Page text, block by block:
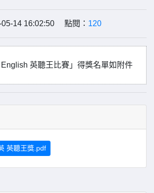
05-14 16:02:50 點閱： 120
英聽王比賽」得獎名單如附件
英聽王獎.pdf